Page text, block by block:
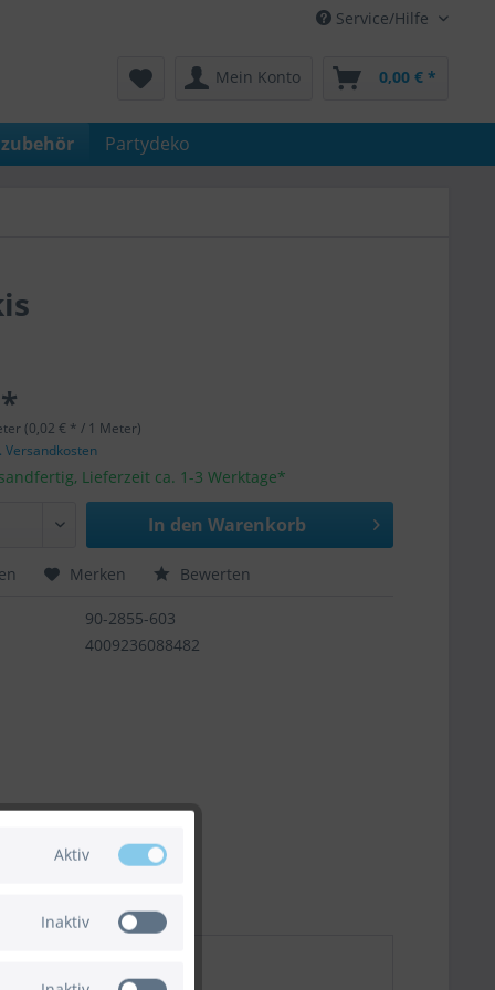
Service/Hilfe
Mein Konto 0,00 € *
Partydeko
(0,02 € * / 1 Meter)
Versandkosten
Lieferzeit ca. 1-3 Werktage*
In den Warenkorb
Merken Bewerten
90-2855-603
4009236088482
Aktiv
Inaktiv